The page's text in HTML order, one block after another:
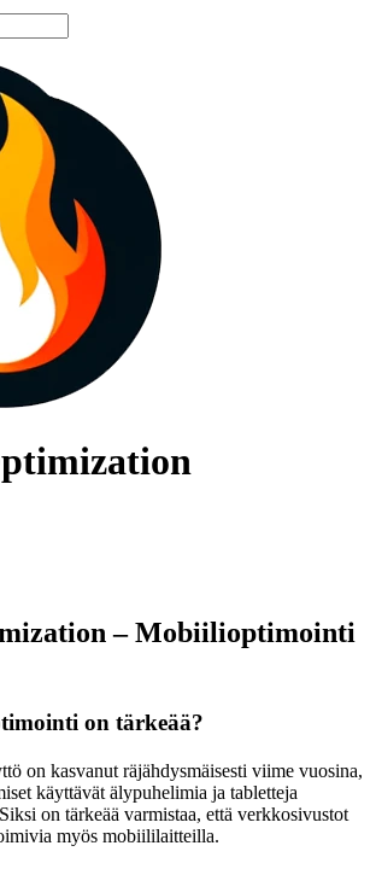
– Mobiilioptimointi
on tärkeää?
on kasvanut räjähdysmäisesti viime vuosina,
käyttävät älypuhelimia ja tabletteja
on tärkeää varmistaa, että verkkosivustot
myös mobiililaitteilla.